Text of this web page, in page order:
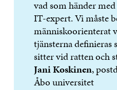
vad som händer
IT-expert. Vi måste
människoorienterat
tjänsterna definieras
sitter vid ratten och
Jani Koskinen,
Åbo universitet